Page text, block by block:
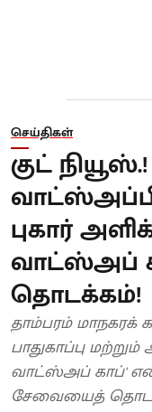
செய்திகள்
குட்
புகார்
வாட்ஸ்அப்
தொடக்கம்!
தாம்பரம்
பாதுகாப்பு
வாட்ஸ்அப் காப்'
சேவையைத்